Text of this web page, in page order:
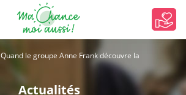
Quand le groupe Anne Frank découvre la
Actualités